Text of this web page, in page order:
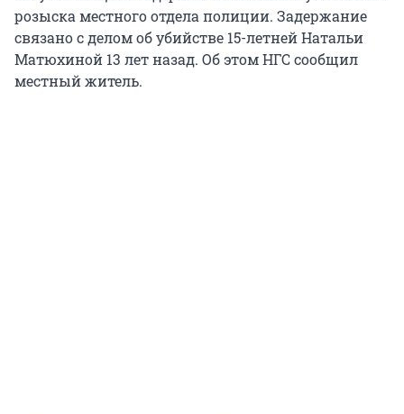
розыска местного отдела полиции. Задержание
связано с делом об убийстве 15-летней Натальи
Матюхиной 13 лет назад. Об этом НГС сообщил
местный житель.